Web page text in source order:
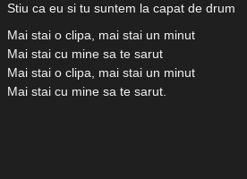
Stiu ca eu si tu suntem la capat de drum
Mai stai o clipa, mai stai un minut
Mai stai cu mine sa te sarut
Mai stai o clipa, mai stai un minut
Mai stai cu mine sa te sarut.